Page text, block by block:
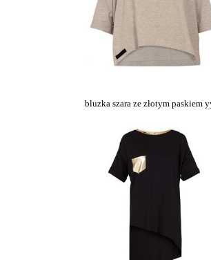
bluzka szara ze złotym paskiem